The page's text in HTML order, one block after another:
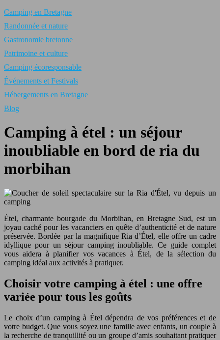
Camping en Bretagne
Randonnée et nature
Gastronomie bretonne
Patrimoine et culture
Camping écoresponsable
Événements et Festivals
Hébergements en Bretagne
Blog
Camping à étel : un séjour
inoubliable en bord de ria du
morbihan
Étel, charmante bourgade du Morbihan, en Bretagne Sud, est un
joyau caché pour les vacanciers en quête d’authenticité et de nature
préservée. Bordée par la magnifique Ria d’Étel, elle offre un cadre
idyllique pour un séjour camping inoubliable. Ce guide complet
vous aidera à planifier vos vacances à Étel, de la sélection du
camping idéal aux activités à pratiquer.
Choisir votre camping à étel : une offre
variée pour tous les goûts
Le choix d’un camping à Étel dépendra de vos préférences et de
votre budget. Que vous soyez une famille avec enfants, un couple à
la recherche de tranquillité ou un groupe d’amis souhaitant pratiquer